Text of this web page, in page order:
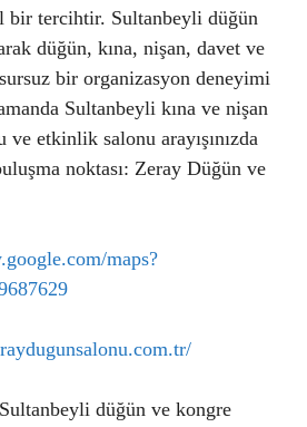
tercihtir. Sultanbeyli düğün
düğün, kına, nişan, davet ve
bir organizasyon deneyimi
Sultanbeyli kına ve nişan
ve etkinlik salonu arayışınızda
noktası: Zeray Düğün ve
maps?
düğün ve kongre